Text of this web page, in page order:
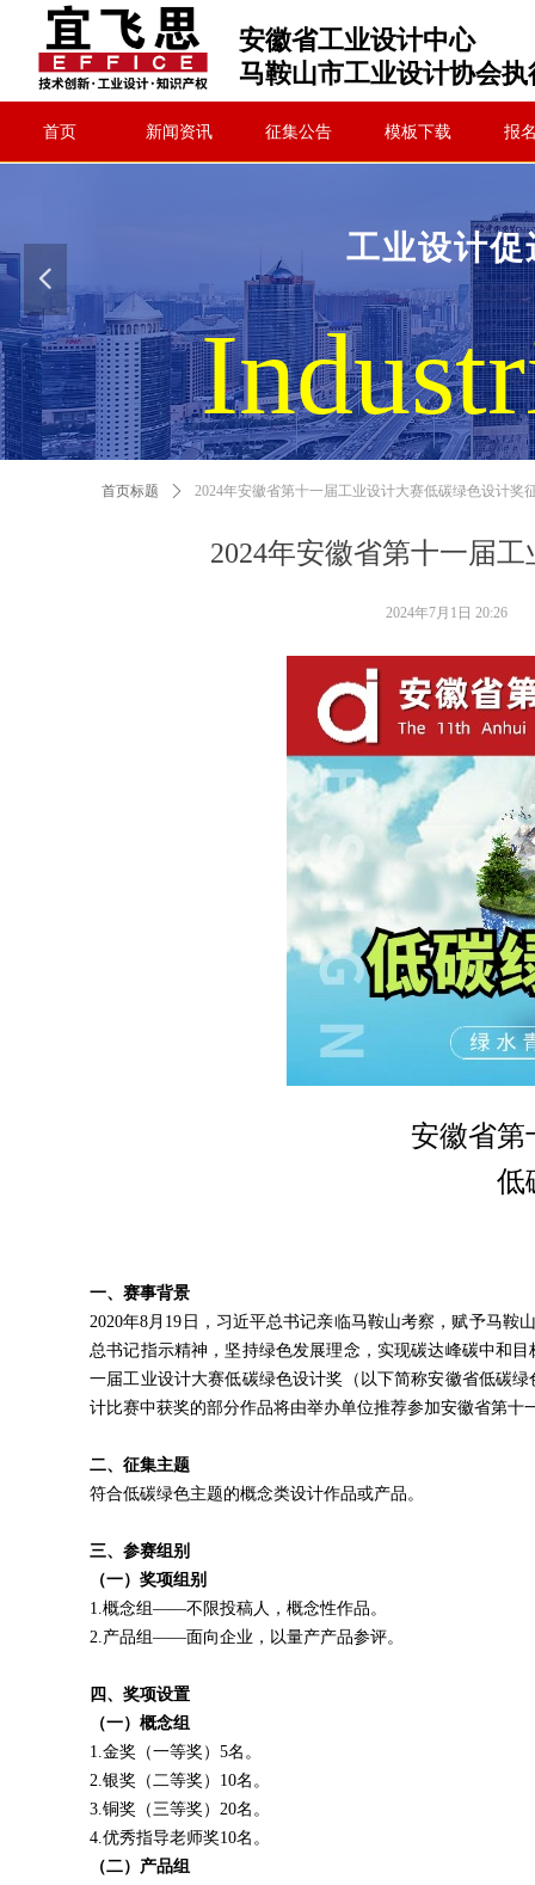
首页 新闻资讯 征集公告 模板下载 报
安徽省工业设计中心
马鞍山市工业设计协会
工业设计
넳
2024年安徽省第十一届
首页标题 ꄲ 2024年安徽省第十一届工业设计大赛低碳绿色设计奖
安徽省第
低
一、赛事背景
2020年8月19日，习近平总书记亲临马鞍山考察，赋予马鞍
总书记指示精神，坚持绿色发展理念，实现碳达峰碳中和
一届工业设计大赛低碳绿色设计奖（以下简称安徽省低碳
计比赛中获奖的部分作品将由举办单位推荐参加安徽省第十
二、征集主题
符合低碳绿色主题的概念类设计作品或产品。
三、 参赛组别
（一）奖项组别
1.概念组——不限投稿人，概念性作品。
2.产品组——面向企业，以量产产品参评。
四、奖项设置
（一）概念组
1.金奖（一等奖）5名。
2.银奖（二等奖）10名。
3.铜奖（三等奖）20名。
4.优秀指导老师奖10名。
（二）产品组
2024年7月1日 20:26